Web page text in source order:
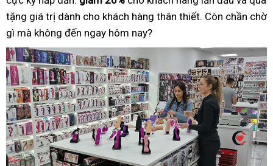
tặng giá trị dành cho khách hàng thân thiết. Còn chần chờ
gì mà không đến ngay hôm nay?